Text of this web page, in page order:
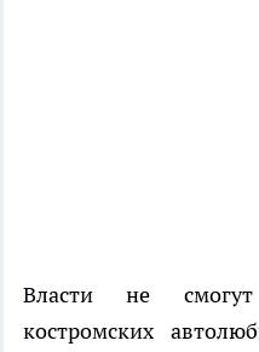
Власти не
костромских